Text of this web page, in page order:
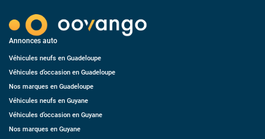
Annonces auto
Véhicules neufs en Guadeloupe
Véhicules d’occasion en Guadeloupe
Nos marques en Guadeloupe
Véhicules neufs en Guyane
Véhicules d’occasion en Guyane
Nos marques en Guyane